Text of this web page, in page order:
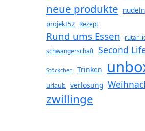
neue produkte nudeln
projekt52 Rezept
Rund ums Essen rutar
schwangerschaft Second Life
Stöckchen Trinken
urlaub verlosung
zwillinge